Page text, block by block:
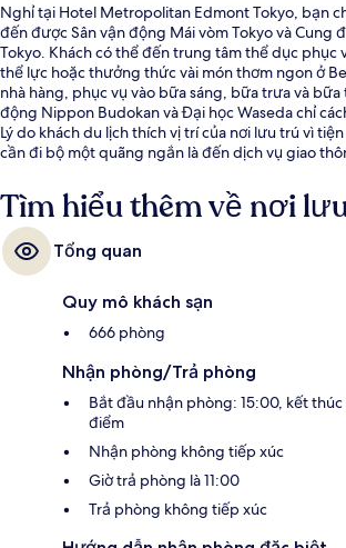
Nghỉ tại Hotel Metropolitan Edmont Tokyo, bạn
đến được Sân vận động Mái vòm Tokyo và Cung
Tokyo. Khách có thể đến trung tâm thể dục phục
thể lực hoặc thưởng thức vài món thơm ngon ở
nhà hàng, phục vụ vào bữa sáng, bữa trưa và bữa
động Nippon Budokan và Đại học Waseda chỉ
Lý do khách du lịch thích vị trí của nơi lưu trú vì
cần đi bộ một quãng ngắn là đến dịch vụ giao
Tìm hiểu thêm về nơi
Tổng quan
Quy mô khách sạn
666 phòng
Nhận phòng/Trả phòng
Bắt đầu nhận phòng: 15:00, kết
điểm
Nhận phòng không tiếp xúc
Giờ trả phòng là 11:00
Trả phòng không tiếp xúc